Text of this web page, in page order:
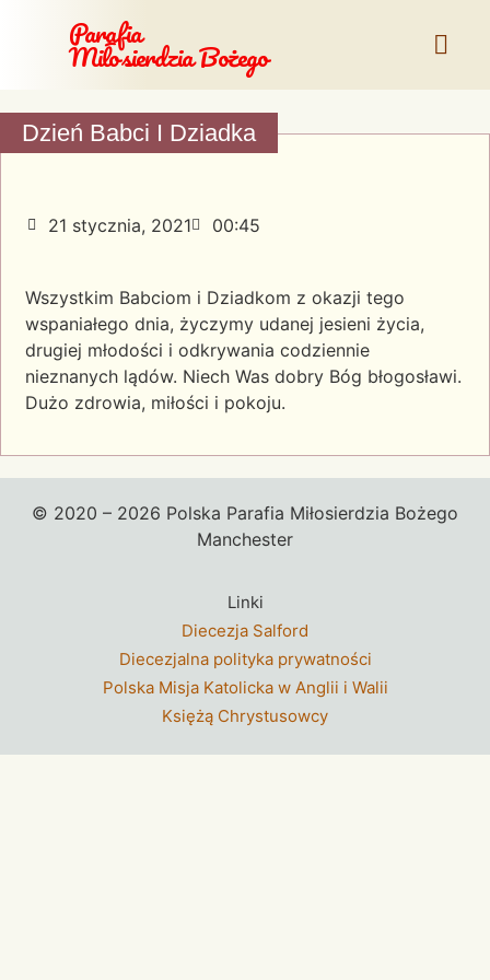
Parafia
Miłosierdzia Bożego
Dzień Babci I Dziadka
21 stycznia, 2021 00:45
Wszystkim Babciom i Dziadkom z okazji tego
wspaniałego dnia, życzymy udanej jesieni życia,
drugiej młodości i odkrywania codziennie
nieznanych lądów. Niech Was dobry Bóg błogosławi.
Dużo zdrowia, miłości i pokoju.
© 2020 – 2026 Polska Parafia Miłosierdzia Bożego
Manchester
Linki
Diecezja Salford
Diecezjalna polityka prywatności
Polska Misja Katolicka w Anglii i Walii
Księżą Chrystusowcy